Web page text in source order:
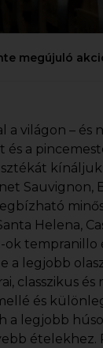
megújuló
világon –
a
Sauvignon,
Helena,
tempranillo
a legjobb
classzikus
és
a legjobb